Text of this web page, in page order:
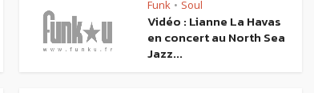
Funk • Soul
Vidéo : Lianne La Havas
en concert au North Sea
Jazz...